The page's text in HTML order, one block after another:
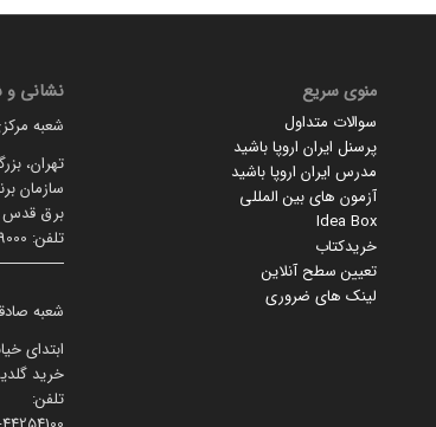
منوی سریع
سوالات متداول
پرسنل ایران اروپا باشید
مدرس ایران اروپا باشید
آزمون های بین المللی
Idea Box
خریدکتاب
تعیین سطح آنلاین
لینک های ضروری
نشانی و
شعبه
تهران،
سازمان
برق قدس
تلفن: 02149109000
شعبه
ابتدای
خرید
تلفن: